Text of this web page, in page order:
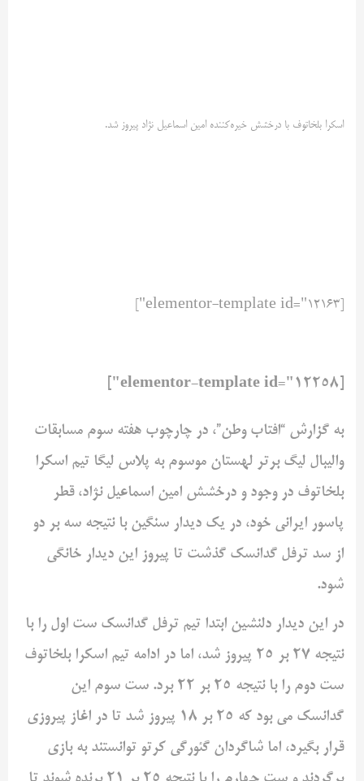
اسکرا بلخاتوف با درخشش خیره‌کننده امین اسماعیل نژاد پیروز شد.
به گزارش “افتاب وطن”، در چارچوب هفته سوم مسابقات
والیبال لیگ برتر لهستان موسوم به پلاس لیگا تیم اسکرا
بلخاتوف در وجود و درخشش امین اسماعیل نژاد، قطر
پاسور ایرانی خود، در یک دیدار سنگین با نتیجه سه بر دو
از سد ترفل گدانسک گذشت تا پیروز این دیدار خانگی
شود.
در این دیدار دلنشین ابتدا تیم ترفل گدانسک ست اول را با
نتیجه ۲۷ بر ۲۵ پیروز شد، اما در ادامه تیم اسکرا بلخاتوف
ست دوم را با نتیجه ۲۵ بر ۲۲ برد. ست سوم این
گدانسک می بود که ۲۵ بر ۱۸ پیروز شد تا در اغاز پیروزی
قرار بگیرد، اما شاگردان گئورگی کرتو توانستند به بازی